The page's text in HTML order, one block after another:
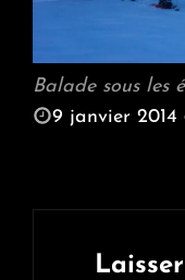
Balade sous les
POSTED
9 janvier 2014